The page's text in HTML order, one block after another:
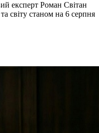
експерт Роман Світан
світу станом на 6 серпня